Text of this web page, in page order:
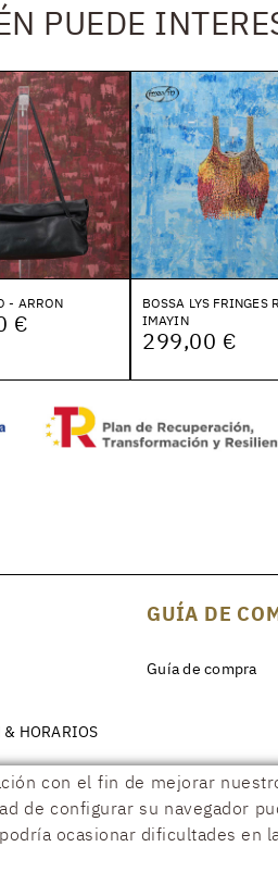
PUEDE
- ARRON
€
BOSSA LYS FRINGES
IMAYIN
299,00 €
HORARIOS
GUÍA DE
Guía de compra
con el fin de mejorar
de configurar su navegador
ocasionar dificultades en